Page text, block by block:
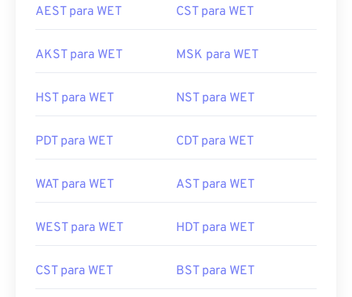
AEST para WET CST para WET
AKST para WET MSK para WET
HST para WET NST para WET
PDT para WET CDT para WET
WAT para WET AST para WET
WEST para WET HDT para WET
CST para WET BST para WET